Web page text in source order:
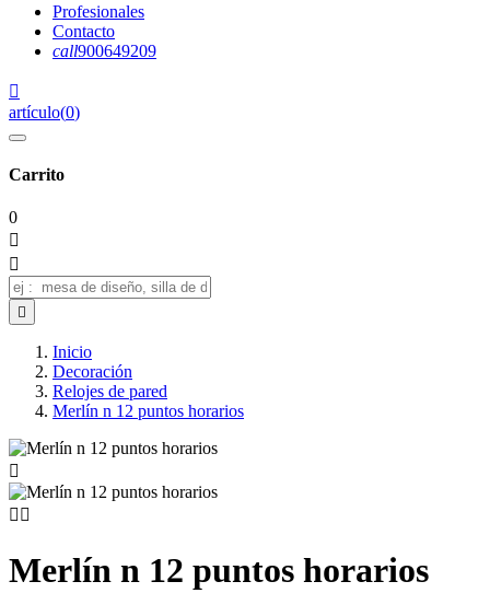
Profesionales
Contacto
call900649209

artículo(0)
Carrito
0



Inicio
Decoración
Relojes de pared
Merlín n 12 puntos horarios

 
Merlín n 12 puntos horarios